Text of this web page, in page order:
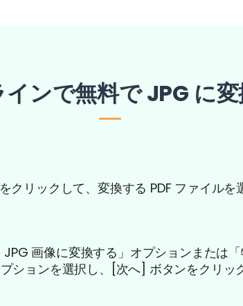
インで無料で JPG に
クリックして、変換する PDF ファイル
JPG 画像に変換する」オプションまたは
ションを選択し、[次へ] ボタンをクリッ